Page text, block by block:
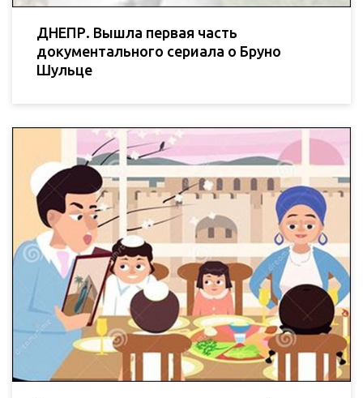
ДНЕПР. Вышла первая часть
документального сериала о Бруно
Шульце